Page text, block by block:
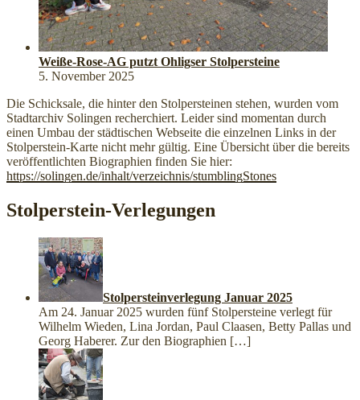
Weiße-Rose-AG putzt Ohligser Stolpersteine
5. November 2025
Die Schicksale, die hinter den Stolpersteinen stehen, wurden vom
Stadtarchiv Solingen recherchiert. Leider sind momentan durch
einen Umbau der städtischen Webseite die einzelnen Links in der
Stolperstein-Karte nicht mehr gültig. Eine Übersicht über die bereits
veröffentlichten Biographien finden Sie hier:
https://solingen.de/inhalt/verzeichnis/stumblingStones
Stolperstein-Verlegungen
Stolpersteinverlegung Januar 2025
Am 24. Januar 2025 wurden fünf Stolpersteine verlegt für
Wilhelm Wieden, Lina Jordan, Paul Claasen, Betty Pallas und
Georg Haberer. Zur den Biographien […]